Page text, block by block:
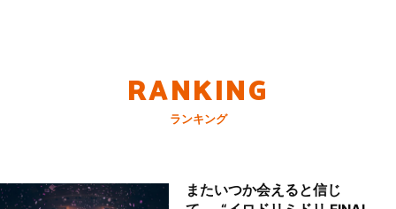
RANKING
ランキング
またいつか会えると信じ